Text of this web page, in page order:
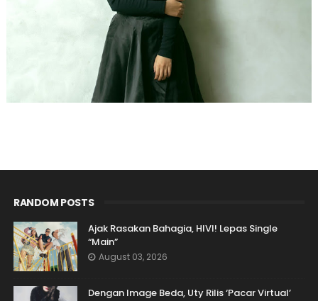
RANDOM POSTS
Ajak Rasakan Bahagia, HIVI! Lepas Single
“Main”
August 03, 2026
Dengan Image Beda, Uty Rilis ‘Pacar Virtual’